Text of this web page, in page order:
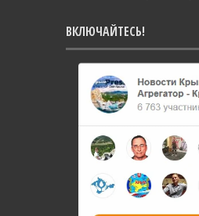
ВКЛЮЧАЙТЕСЬ!